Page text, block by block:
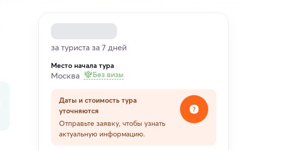
за туриста за 7 дней
Место начала тура
Москва Без визы
Даты и стоимость тура
уточняются
Отправьте заявку, чтобы узнать
актуальную информацию.